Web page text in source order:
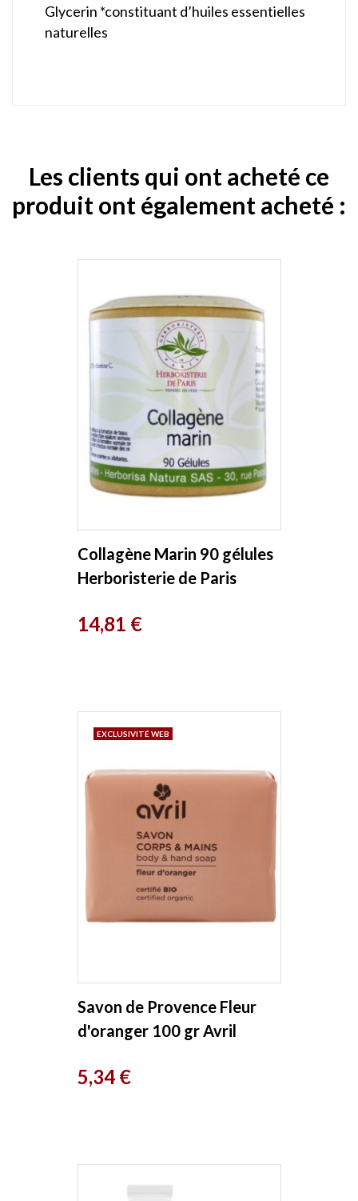
Glycerin *constituant d’huiles essentielles
naturelles
Les clients qui ont acheté ce
produit ont également acheté :
Collagène Marin 90 gélules
Herboristerie de Paris
Prix
14,81 €
Savon de Provence Fleur
d'oranger 100 gr Avril
Prix
5,34 €
EXCLUSIVITÉ WEB